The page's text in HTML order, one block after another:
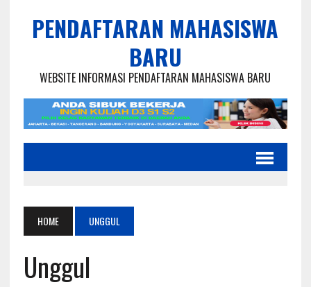
PENDAFTARAN MAHASISWA
BARU
WEBSITE INFORMASI PENDAFTARAN MAHASISWA BARU
HOME UNGGUL
Unggul